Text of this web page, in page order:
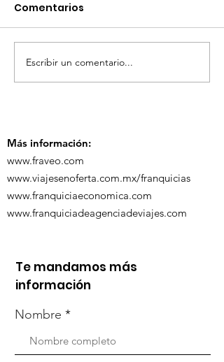
TourTravelynByFraveo
participó en la
Comentarios
Escribir un comentario...
Más información:
www.fraveo.com
www.viajesenoferta.com.mx/franquicias
www.franquiciaeconomica.com
www.franquiciadeagenciadeviajes.com
Te mandamos más
información
Nombre